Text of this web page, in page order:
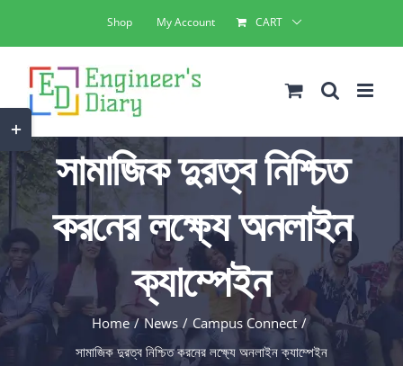
to
content
Shop My Account CART
সামাজিক দুরত্ব নিশ্চিত
করনের লক্ষ্যে অনলাইন
ক্যাম্পেইন
Home News
Campus Connect
সামাজিক দুরত্ব নিশ্চিত করনের লক্ষ্যে অনলাইন ক্যাম্পেইন
Toggle
Sliding
Bar
Area